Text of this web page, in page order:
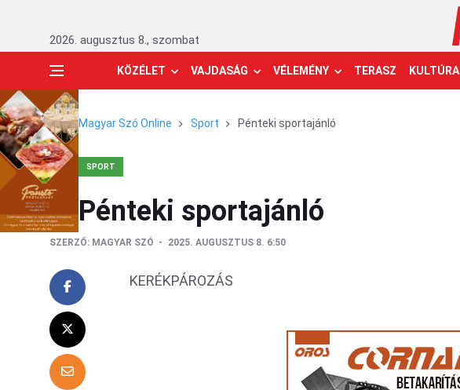
2026. augusztus 8., szombat
KÖZÉLET VAJDASÁG VÉLEMÉNY TERASZ KULTÚRA
Magyar Szó Online Sport Pénteki sportajánló
SPORT
Pénteki sportajánló
SZERZŐ: MAGYAR SZÓ 2025. AUGUSZTUS 8. 6:50
KERÉKPÁROZÁS